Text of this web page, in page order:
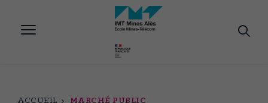
contenu
ACCUEIL MARCHÉ PUBLIC